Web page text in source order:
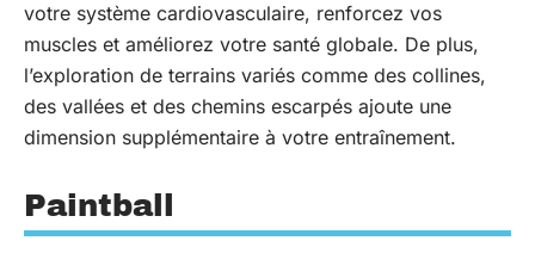
votre système cardiovasculaire, renforcez vos
muscles et améliorez votre santé globale. De plus,
l’exploration de terrains variés comme des collines,
des vallées et des chemins escarpés ajoute une
dimension supplémentaire à votre entraînement.
Paintball